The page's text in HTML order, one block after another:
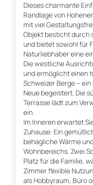
Dieses charmante
Randlage von
mit viel
Objekt besticht durch
und bietet sowohl für
Naturliebhaber eine
Die westliche
und ermöglicht einen
Schweizer Berge –
Neue begeistert. Die
Terrasse lädt zum
ein.
Im Inneren erwartet
Zuhause: Ein
behagliche Wärme
Wohnbereichs. Zwei
Platz für die Familie,
Zimmer flexible
als Hobbyraum, Büro